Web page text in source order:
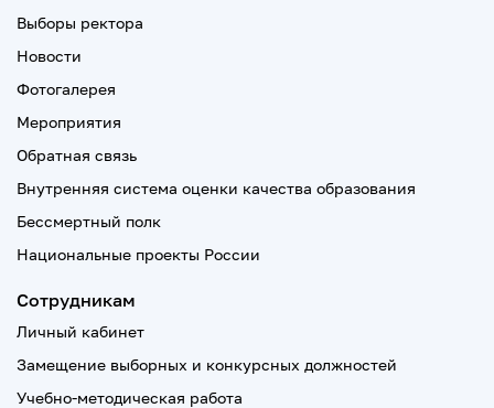
Выборы ректора
Новости
Фотогалерея
Мероприятия
Обратная связь
Внутренняя система оценки качества образования
Бессмертный полк
Национальные проекты России
Сотрудникам
Личный кабинет
Замещение выборных и конкурсных должностей
Учебно-методическая работа